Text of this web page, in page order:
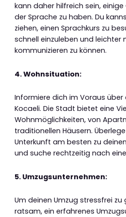
kann daher hilfreich sein,
der Sprache zu haben. Du
ziehen, einen Sprachkurs zu
schnell einzuleben und leichter
kommunizieren zu können.
4. Wohnsituation:
Informiere dich im Voraus
Kocaeli. Die Stadt bietet eine
Wohnmöglichkeiten, von
traditionellen Häusern.
Unterkunft am besten zu
und suche rechtzeitig nach
5. Umzugsunternehmen:
Um deinen Umzug stressfrei zu
ratsam, ein erfahrenes